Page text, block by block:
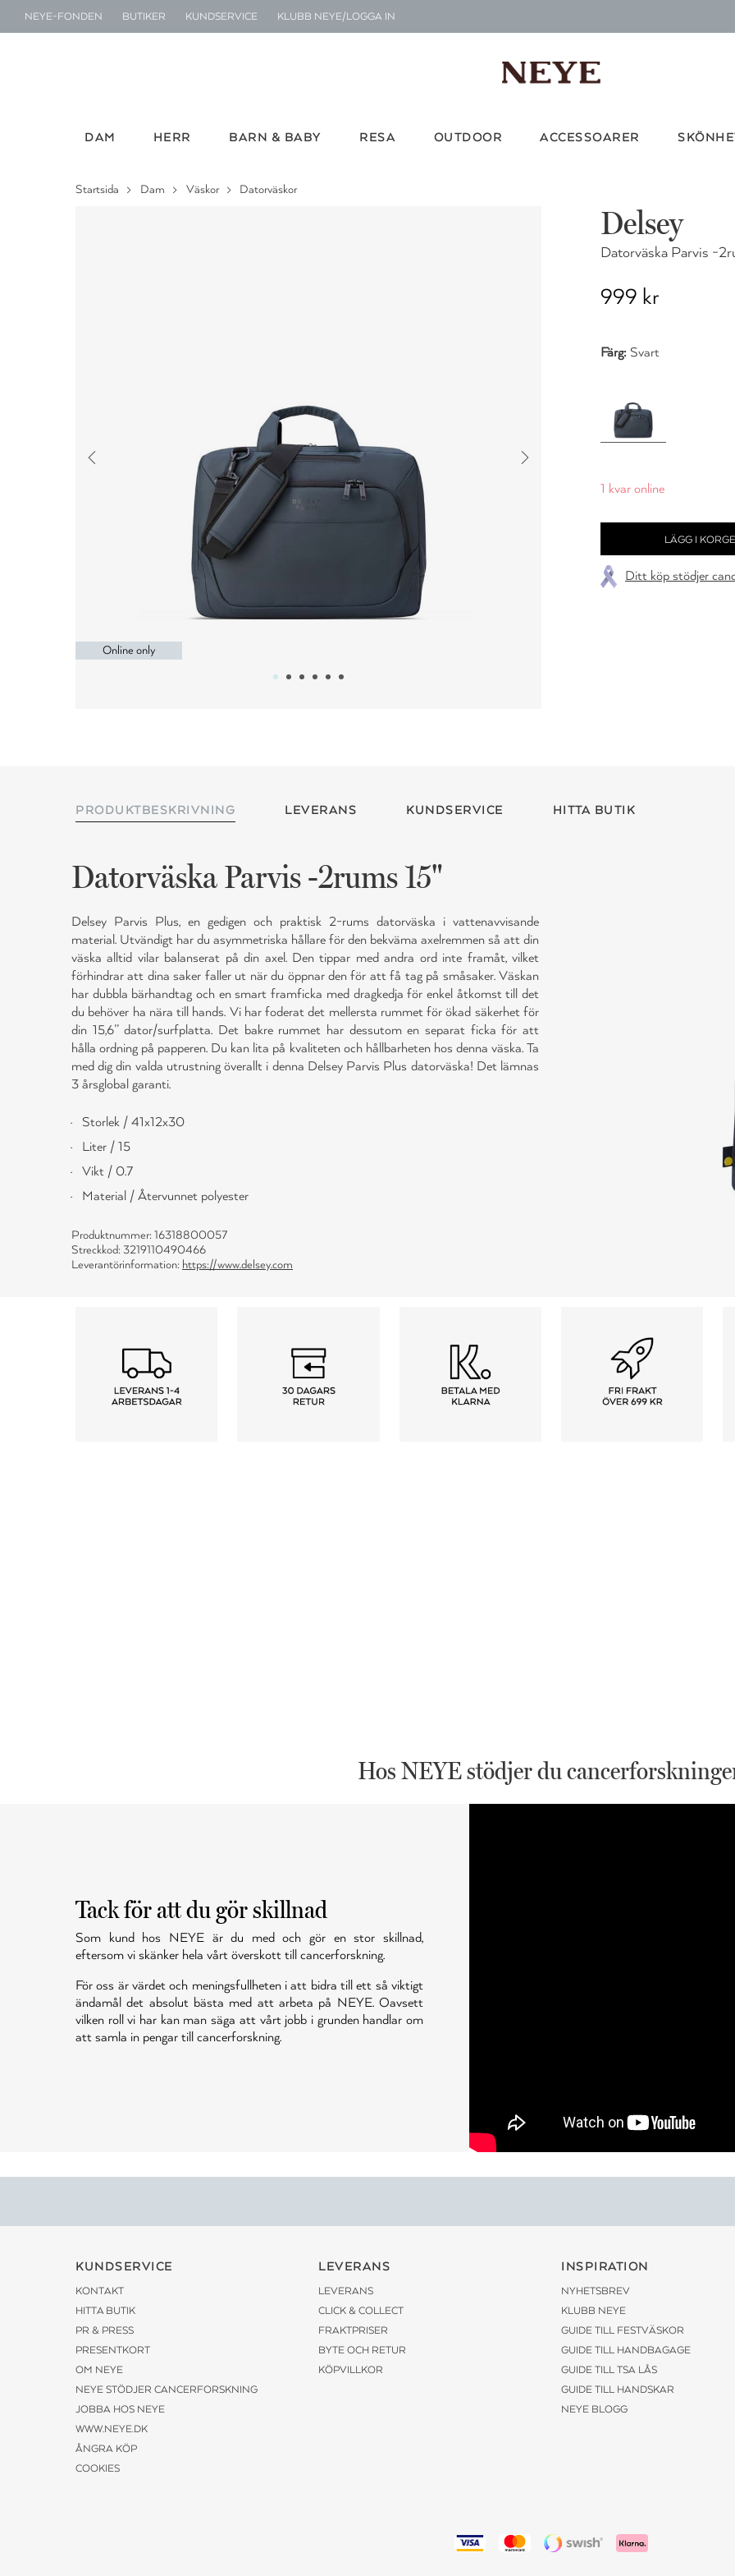
NEYE-FONDEN BUTIKER KUNDSERVICE KLUBB NEYE/LOGGA IN
DAM HERR BARN & BABY RESA OUTDOOR ACCESSOARER
Startsida Dam Väskor Datorväskor
Online only
Delsey
Datorväska Parvis -
999 kr
Färg: Svart
1 kvar online
Ditt köp stödjer
PRODUKTBESKRIVNING LEVERANS KUNDSERVICE HITTA BUTIK
Datorväska Parvis -2rums 15"
Delsey Parvis Plus, en gedigen och praktisk 2-rums datorväska i vattenavvisande
material. Utvändigt har du asymmetriska hållare för den bekväma axelremmen så att din
väska alltid vilar balanserat på din axel. Den tippar med andra ord inte framåt, vilket
förhindrar att dina saker faller ut när du öppnar den för att få tag på småsaker. Väskan
har dubbla bärhandtag och en smart framficka med dragkedja för enkel åtkomst till det
du behöver ha nära till hands. Vi har foderat det mellersta rummet för ökad säkerhet för
din 15,6’’ dator/surfplatta. Det bakre rummet har dessutom en separat ficka för att
hålla ordning på papperen. Du kan lita på kvaliteten och hållbarheten hos denna väska. Ta
med dig din valda utrustning överallt i denna Delsey Parvis Plus datorväska! Det lämnas
3 årsglobal garanti.
Storlek / 41x12x30
Liter / 15
Vikt / 0.7
Material / Återvunnet polyester
Produktnummer: 16318800057
Streckkod: 3219110490466
Leverantörinformation: https://www.delsey.com
Hos NEYE stödjer du
Tack för att du gör skillnad
Som kund hos NEYE är du med och gör en stor skillnad,
eftersom vi skänker hela vårt överskott till cancerforskning.
För oss är värdet och meningsfullheten i att bidra till ett så viktigt
ändamål det absolut bästa med att arbeta på NEYE. Oavsett
vilken roll vi har kan man säga att vårt jobb i grunden handlar om
att samla in pengar till cancerforskning.
KUNDSERVICE
KONTAKT
HITTA BUTIK
PR & PRESS
PRESENTKORT
OM NEYE
NEYE STÖDJER CANCERFORSKNING
JOBBA HOS NEYE
WWW.NEYE.DK
ÅNGRA KÖP
COOKIES
LEVERANS
LEVERANS
CLICK & COLLECT
FRAKTPRISER
BYTE OCH RETUR
KÖPVILLKOR
INSPIRATION
NYHETSBREV
KLUBB NEYE
GUIDE TILL FESTVÄSKOR
GUIDE TILL HANDBAGAGE
GUIDE TILL TSA LÅS
GUIDE TILL HANDSKAR
NEYE BLOGG